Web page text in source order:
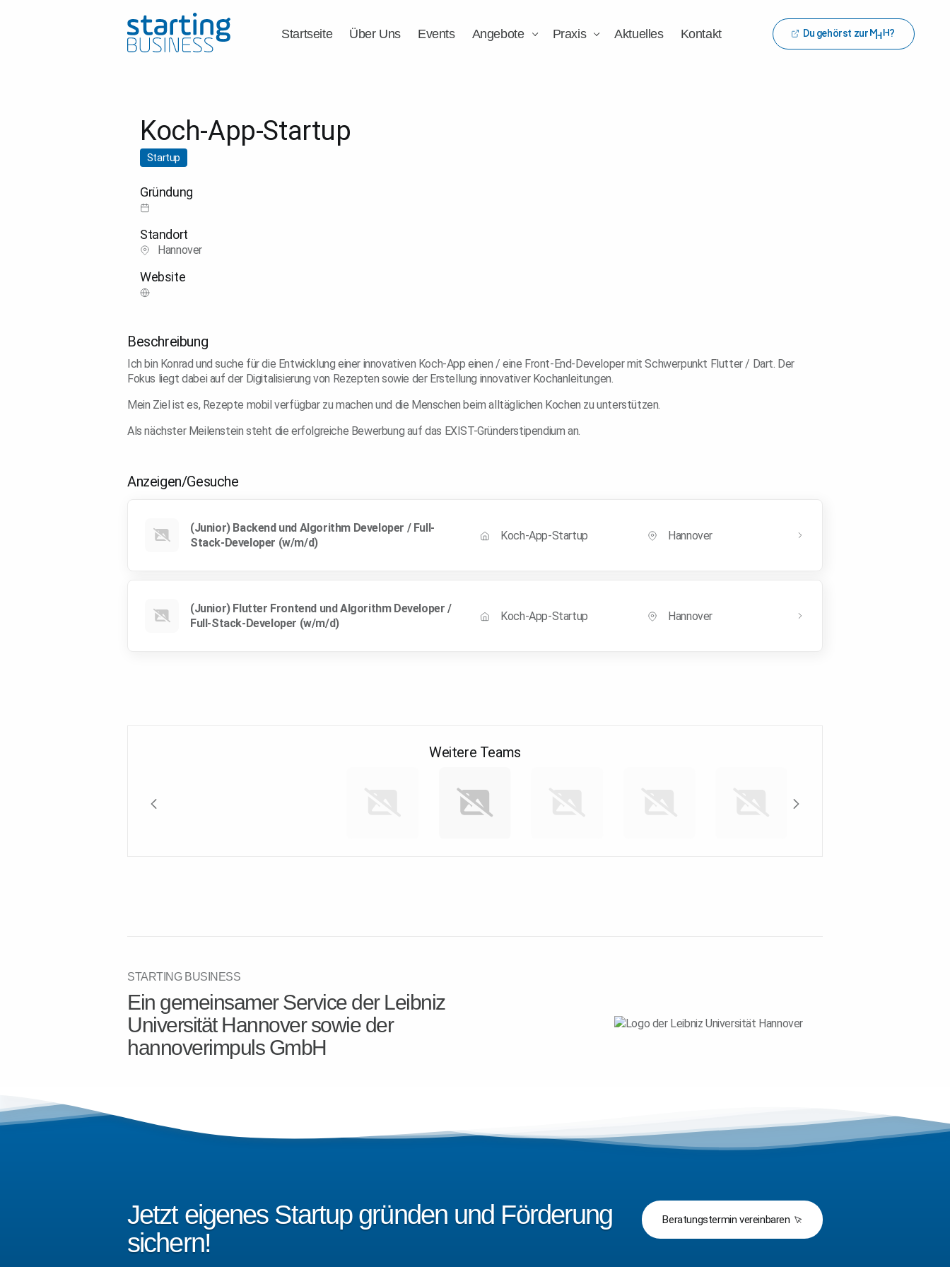
Startseite Über Uns Events Angebote Praxis Aktuelles Kontakt Du gehörst zur ?
Koch-App-Startup
Startup
Gründung
Standort
Hannover
Website
Beschreibung
Ich bin Konrad und suche für die Entwicklung einer innovativen Koch-App einen / eine Front-End-Developer mit Schwerpunkt Flutter / Dart. Der
Fokus liegt dabei auf der Digitalisierung von Rezepten sowie der Erstellung innovativer Kochanleitungen.
Mein Ziel ist es, Rezepte mobil verfügbar zu machen und die Menschen beim alltäglichen Kochen zu unterstützen.
Als nächster Meilenstein steht die erfolgreiche Bewerbung auf das EXIST-Gründerstipendium an.
Anzeigen/Gesuche
(Junior) Backend und Algorithm Developer / Full-
Stack-Developer (w/m/d)
Koch-App-Startup Hannover
(Junior) Flutter Frontend und Algorithm Developer /
Full-Stack-Developer (w/m/d)
Koch-App-Startup Hannover
Weitere Teams
STARTING BUSINESS
Ein gemeinsamer Service der Leibniz
Universität Hannover sowie der
hannoverimpuls GmbH
Jetzt eigenes Startup gründen und Förderung
sichern!
Beratungstermin vereinbaren